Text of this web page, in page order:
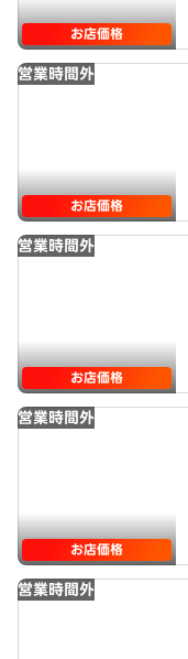
お店価格
営業時間外
お店価格
営業時間外
お店価格
営業時間外
お店価格
営業時間外